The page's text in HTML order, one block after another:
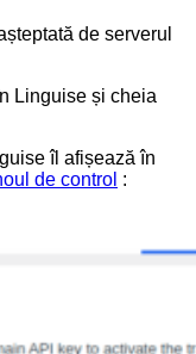
de serverul
Linguise și cheia
îl afișează în
de control :